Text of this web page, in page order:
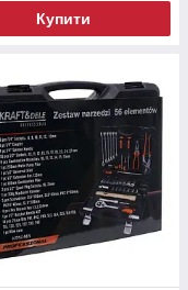
Купити